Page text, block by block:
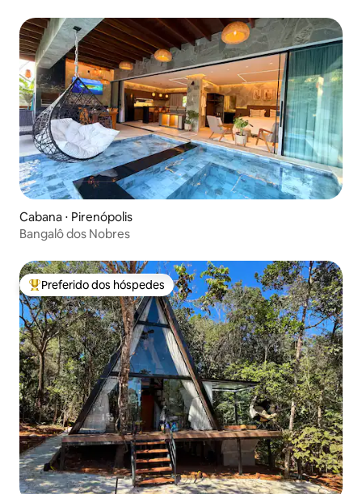
Cabana ⋅ Pirenópolis
Bangalô dos Nobres
Entre os melhores preferidos dos hóspedes
Preferido dos hóspedes